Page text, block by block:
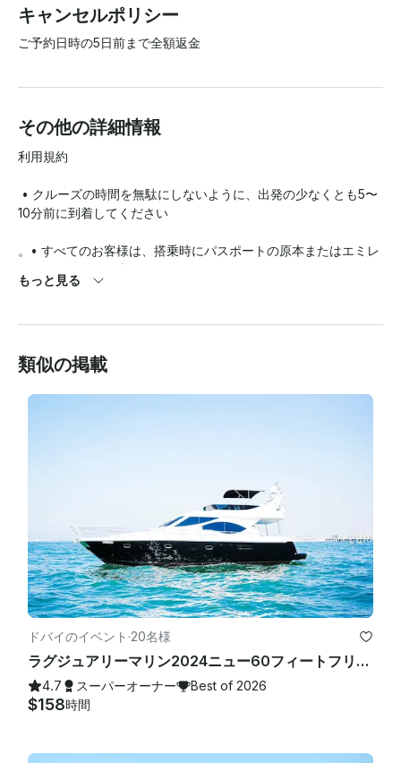
キャンセルポリシー
ご予約日時の5日前まで全額返金
その他の詳細情報
利用規約
10分前に到着してください
。• すべてのお客様は、搭乗時にパスポートの原本またはエミレ
ーツIDを提示する必要があります。
含めて人数を超えないようにしてください。人数を超える人数の
ません。
もっと見る
類似の掲載
ドバイのイベント ·20名様
ラグジュアリーマリン2024ニュー60フィートフリージェットスキードバイの広々としたサンデッキベストオファー
4.7 スーパーオーナー Best of 2026
$158時間